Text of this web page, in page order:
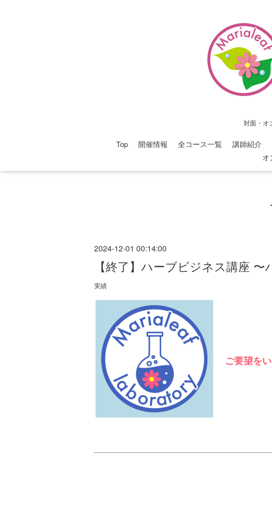
対面・オ
Top 開催情報 全コース一覧 講師紹介
オ
2024-12-01 00:14:00
【終了】ハーブビジネス講座
実績
ご要望を